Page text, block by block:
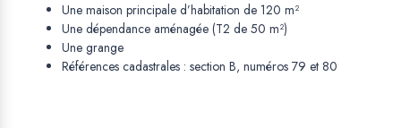
Une maison principale d’habitation de 120 m²
Une dépendance aménagée (T2 de 50 m²)
Une grange
Références cadastrales : section B, numéros 79 et 80